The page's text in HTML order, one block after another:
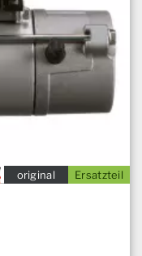
Ersatzteil
original